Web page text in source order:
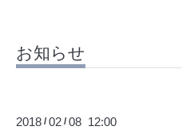
お知らせ
2018 /02 /08 12:00